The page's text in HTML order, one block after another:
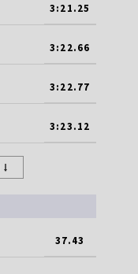
3:21.25
3:22.66
3:22.77
3:23.12
37.43